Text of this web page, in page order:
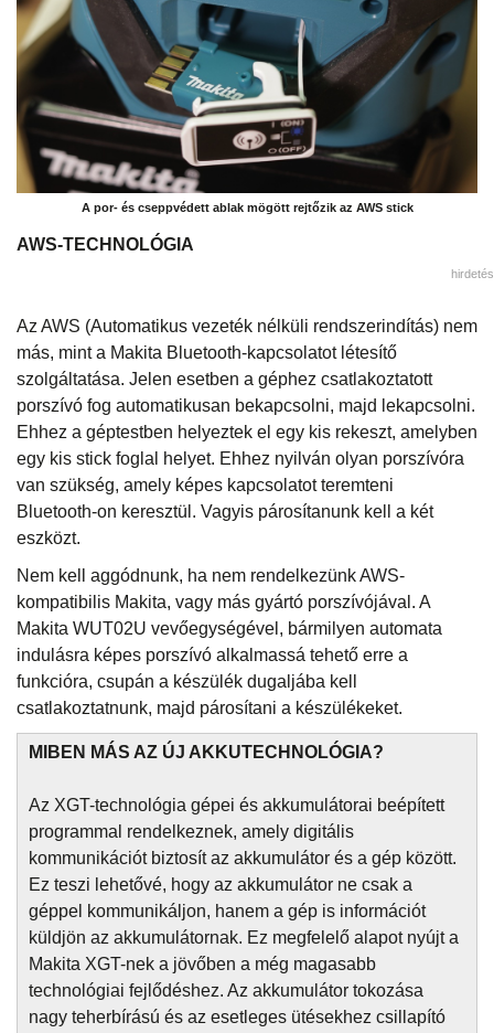
A por- és cseppvédett ablak mögött rejtőzik az AWS stick
AWS-TECHNOLÓGIA
hirdetés
Az AWS (Automatikus vezeték nélküli rendszerindítás) nem
más, mint a Makita Bluetooth-kapcsolatot létesítő
szolgáltatása. Jelen esetben a géphez csatlakoztatott
porszívó fog automatikusan bekapcsolni, majd lekapcsolni.
Ehhez a géptestben helyeztek el egy kis rekeszt, amelyben
egy kis stick foglal helyet. Ehhez nyilván olyan porszívóra
van szükség, amely képes kapcsolatot teremteni
Bluetooth-on keresztül. Vagyis párosítanunk kell a két
eszközt.
Nem kell aggódnunk, ha nem rendelkezünk AWS-
kompatibilis Makita, vagy más gyártó porszívójával. A
Makita WUT02U vevőegységével, bármilyen automata
indulásra képes porszívó alkalmassá tehető erre a
funkcióra, csupán a készülék dugaljába kell
csatlakoztatnunk, majd párosítani a készülékeket.
MIBEN MÁS AZ ÚJ AKKUTECHNOLÓGIA?
Az XGT-technológia gépei és akkumulátorai beépített
programmal rendelkeznek, amely digitális
kommunikációt biztosít az akkumulátor és a gép között.
Ez teszi lehetővé, hogy az akkumulátor ne csak a
géppel kommunikáljon, hanem a gép is információt
küldjön az akkumulátornak. Ez megfelelő alapot nyújt a
Makita XGT-nek a jövőben a még magasabb
technológiai fejlődéshez. Az akkumulátor tokozása
nagy teherbírású és az esetleges ütésekhez csillapító